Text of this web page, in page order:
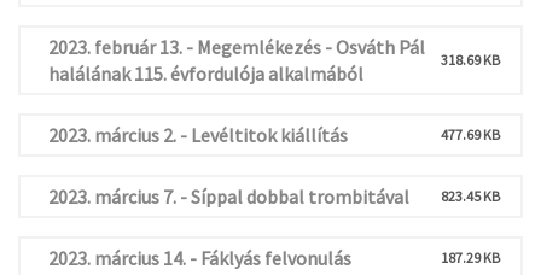
2023. február 13. - Megemlékezés - Osváth Pál
halálának 115. évfordulója alkalmából
318.69 KB
2023. március 2. - Levéltitok kiállítás 477.69 KB
2023. március 7. - Síppal dobbal trombitával 823.45 KB
2023. március 14. - Fáklyás felvonulás 187.29 KB